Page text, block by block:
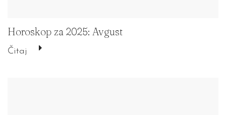
Horoskop za 2025: Avgust
Čitaj